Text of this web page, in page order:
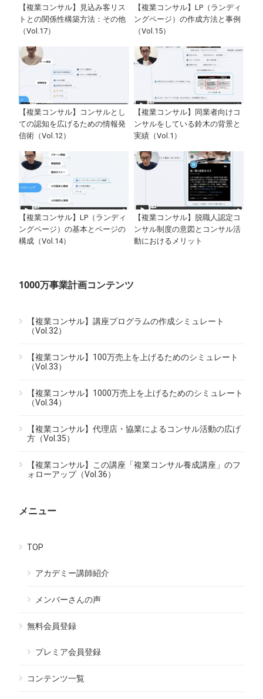
【複業コンサル】見込み客リス
トとの関係性構築方法：その他
（Vol.17）
【複業コンサル】LP（ランディ
ングページ）の作成方法と事例
（Vol.15）
【複業コンサル】コンサルとし
ての認知を広げるための情報発
信術（Vol.12）
【複業コンサル】同業者向けコ
ンサルをしている鈴木の背景と
実績（Vol.1）
【複業コンサル】LP（ランディ
ングページ）の基本とページの
構成（Vol.14）
【複業コンサル】脱職人認定コ
ンサル制度の意図とコンサル活
動におけるメリット
1000万事業計画コンテンツ
【複業コンサル】講座プログラムの作成シミュレート
（Vol.32）
【複業コンサル】100万売上を上げるためのシミュレート
（Vol.33）
【複業コンサル】1000万売上を上げるためのシミュレート
（Vol.34）
【複業コンサル】代理店・協業によるコンサル活動の広げ
方（Vol.35）
【複業コンサル】この講座「複業コンサル養成講座」のフ
ォローアップ（Vol.36）
メニュー
TOP
アカデミー講師紹介
メンバーさんの声
無料会員登録
プレミア会員登録
コンテンツ一覧